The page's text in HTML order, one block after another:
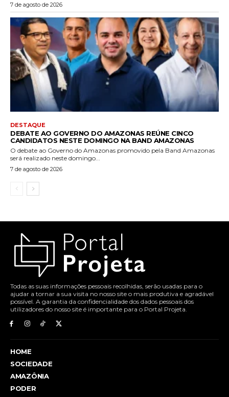
7 de agosto de 2026
DESTAQUE
DEBATE AO GOVERNO DO AMAZONAS REÚNE CINCO
CANDIDATOS NESTE DOMINGO NA BAND AMAZONAS
O debate ao Governo do Amazonas promovido pela Band Amazonas
será realizado neste domingo...
7 de agosto de 2026
Todas as suas informações pessoais recolhidas, serão usadas para o
ajudar a tornar a sua visita no nosso site o mais produtiva e agradável
possível. A garantia da confidencialidade dos dados pessoais dos
utilizadores do nosso site é importante para o Portal Projeta.
HOME
SOCIEDADE
AMAZÔNIA
PODER